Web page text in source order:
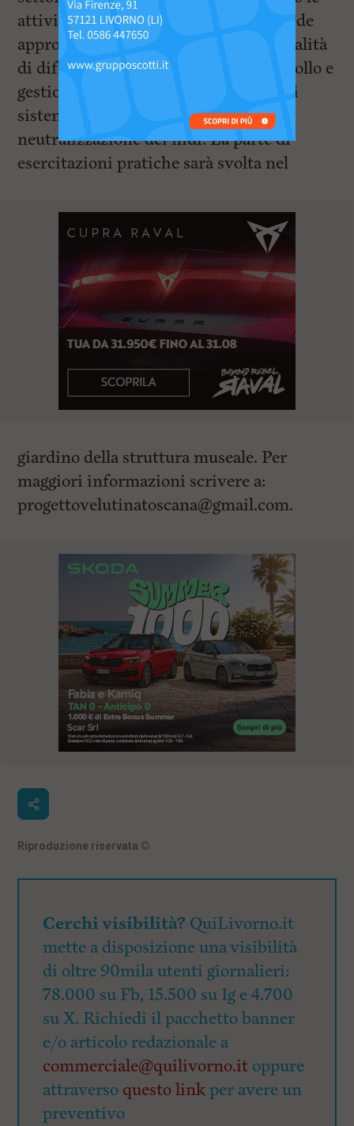
attività formative del corso che prevede
approfondimenti sulla specie, le modalità
di diffusione e quelle relative al controllo e
gestione, con particolare attenzione ai
sistemi di individuazione e
neutralizzazione dei nidi. La parte di
esercitazioni pratiche sarà svolta nel
giardino della struttura museale. Per
maggiori informazioni scrivere a:
progettovelutinatoscana@gmail.com.
Riproduzione riservata ©
Cerchi visibilità? QuiLivorno.it
mette a disposizione una visibilità
di oltre 90mila utenti giornalieri:
78.000 su Fb, 15.500 su Ig e 4.700
su X. Richiedi il pacchetto banner
e/o articolo redazionale a
commerciale@quilivorno.it oppure
attraverso questo linkper avere un
preventivo